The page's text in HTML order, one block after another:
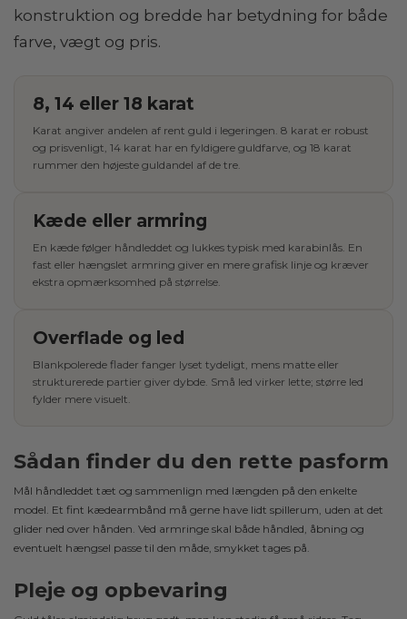
konstruktion og bredde har betydning for både
farve, vægt og pris.
8, 14 eller 18 karat
Karat angiver andelen af rent guld i legeringen. 8 karat er robust
og prisvenligt, 14 karat har en fyldigere guldfarve, og 18 karat
rummer den højeste guldandel af de tre.
Kæde eller armring
En kæde følger håndleddet og lukkes typisk med karabinlås. En
fast eller hængslet armring giver en mere grafisk linje og kræver
ekstra opmærksomhed på størrelse.
Overflade og led
Blankpolerede flader fanger lyset tydeligt, mens matte eller
strukturerede partier giver dybde. Små led virker lette; større led
fylder mere visuelt.
Sådan finder du den rette pasform
Mål håndleddet tæt og sammenlign med længden på den enkelte
model. Et fint kædearmbånd må gerne have lidt spillerum, uden at det
glider ned over hånden. Ved armringe skal både håndled, åbning og
eventuelt hængsel passe til den måde, smykket tages på.
Pleje og opbevaring